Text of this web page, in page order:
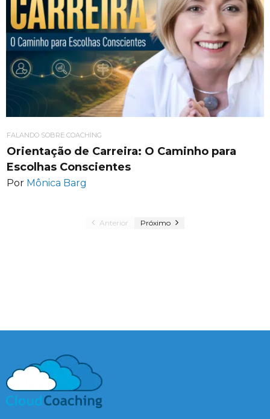
FALANDO SOBRE COACHING
Orientação de Carreira: O Caminho para
Escolhas Conscientes
Por Mônica Barg
Anterior Próximo